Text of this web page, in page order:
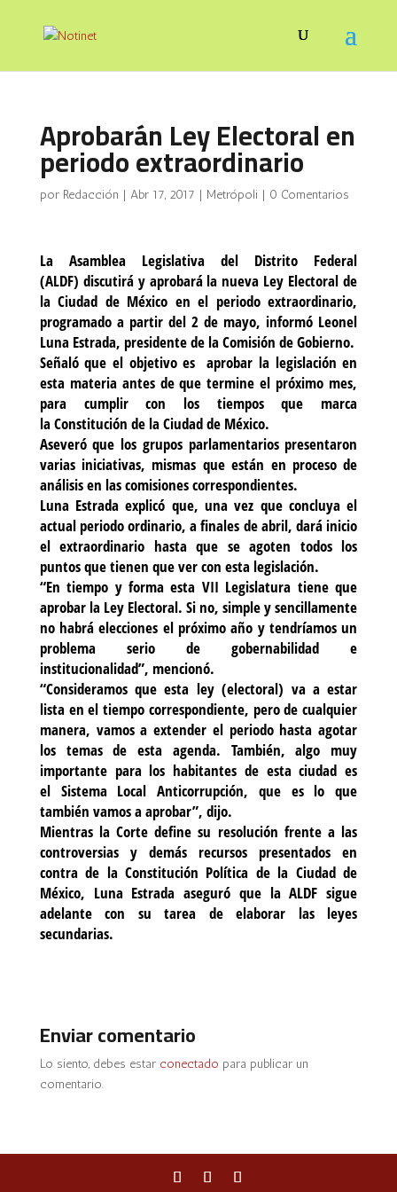
Aprobarán Ley Electoral en
periodo extraordinario
por Redacción | Abr 17, 2017 | Metrópoli | 0 Comentarios
La Asamblea Legislativa del Distrito Federal
(ALDF) discutirá y aprobará la nueva Ley Electoral de
la Ciudad de México en el periodo extraordinario,
programado a partir del 2 de mayo, informó Leonel
Luna Estrada, presidente de la Comisión de Gobierno.
Señaló que el objetivo es aprobar la legislación en
esta materia antes de que termine el próximo mes,
para cumplir con los tiempos que marca
la Constitución de la Ciudad de México.
Aseveró que los grupos parlamentarios presentaron
varias iniciativas, mismas que están en proceso de
análisis en las comisiones correspondientes.
Luna Estrada explicó que, una vez que concluya el
actual periodo ordinario, a finales de abril, dará inicio
el extraordinario hasta que se agoten todos los
puntos que tienen que ver con esta legislación.
“En tiempo y forma esta VII Legislatura tiene que
aprobar la Ley Electoral. Si no, simple y sencillamente
no habrá elecciones el próximo año y tendríamos un
problema serio de gobernabilidad e
institucionalidad”, mencionó.
“Consideramos que esta ley (electoral) va a estar
lista en el tiempo correspondiente, pero de cualquier
manera, vamos a extender el periodo hasta agotar
los temas de esta agenda. También, algo muy
importante para los habitantes de esta ciudad es
el Sistema Local Anticorrupción, que es lo que
también vamos a aprobar”, dijo.
Mientras la Corte define su resolución frente a las
controversias y demás recursos presentados en
contra de la Constitución Política de la Ciudad de
México, Luna Estrada aseguró que la ALDF sigue
adelante con su tarea de elaborar las leyes
secundarias.
Enviar comentario
Lo siento, debes estar conectado para publicar un
comentario.